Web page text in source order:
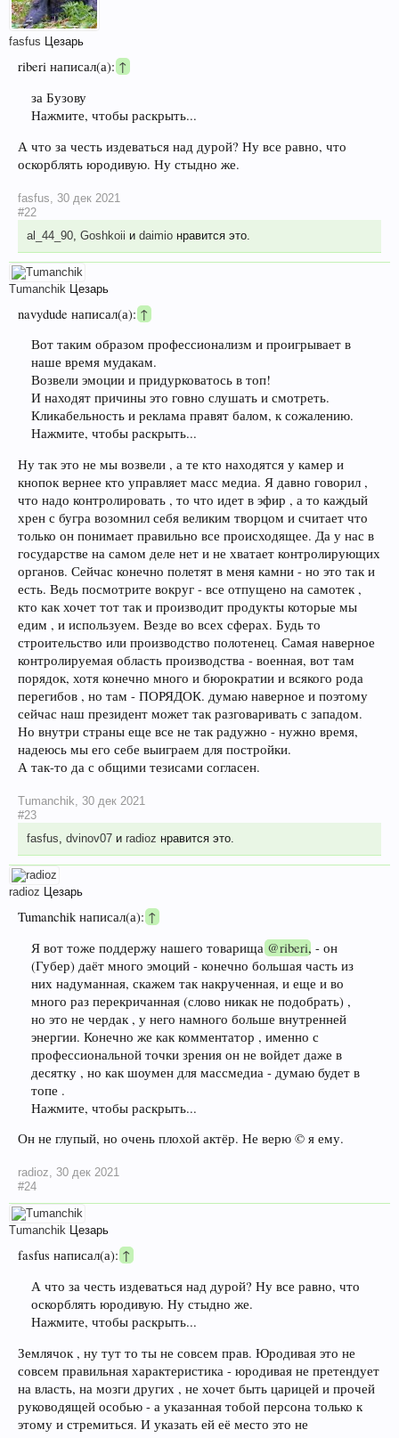
fasfus Цезарь
riberi написал(а): ↑
за Бузову
Нажмите, чтобы раскрыть...
А что за честь издеваться над дурой? Ну все равно, что
оскорблять юродивую. Ну стыдно же.
fasfus
30 дек 2021
#22
al_44_90 Goshkoii и daimio нравится это.
Tumanchik Цезарь
navydude написал(а):↑
Вот таким образом профессионализм и проигрывает в
наше время мудакам.
Возвели эмоции и придурковатось в топ!
И находят причины это говно слушать и смотреть.
Кликабельность и реклама правят балом, к сожалению.
Нажмите, чтобы раскрыть...
Ну так это не мы возвели , а те кто находятся у камер и
кнопок вернее кто управляет масс медиа. Я давно говорил ,
что надо контролировать , то что идет в эфир , а то каждый
хрен с бугра возомнил себя великим творцом и считает что
только он понимает правильно все происходящее. Да у нас в
государстве на самом деле нет и не хватает контролирующих
органов. Сейчас конечно полетят в меня камни - но это так и
есть. Ведь посмотрите вокруг - все отпущено на самотек ,
кто как хочет тот так и производит продукты которые мы
едим , и используем. Везде во всех сферах. Будь то
строительство или производство полотенец. Самая наверное
контролируемая область производства - военная, вот там
порядок, хотя конечно много и бюрократии и всякого рода
перегибов , но там - ПОРЯДОК. думаю наверное и поэтому
сейчас наш президент может так разговаривать с западом.
Но внутри страны еще все не так радужно - нужно время,
надеюсь мы его себе выиграем для постройки.
А так-то да с общими тезисами согласен.
Tumanchik
30 дек 2021
#23
fasfus dvinov07 и radioz нравится это.
radioz Цезарь
Tumanchik написал(а):↑
Я вот тоже поддержу нашего товарища@riberi, - он
(Губер) даёт много эмоций - конечно большая часть из
них надуманная, скажем так накрученная, и еще и во
много раз перекричанная (слово никак не подобрать) ,
но это не чердак , у него намного больше внутренней
энергии. Конечно же как комментатор , именно с
профессиональной точки зрения он не войдет даже в
десятку , но как шоумен для массмедиа - думаю будет в
топе .
Нажмите, чтобы раскрыть...
Он не глупый, но очень плохой актёр. Не верю © я ему.
radioz, 30 дек 2021
#24
Tumanchik Цезарь
fasfus написал(а): ↑
А что за честь издеваться над дурой? Ну все равно, что
оскорблять юродивую. Ну стыдно же.
Нажмите, чтобы раскрыть...
Землячок , ну тут то ты не совсем прав. Юродивая это не
совсем правильная характеристика - юродивая не претендует
на власть, на мозги других , не хочет быть царицей и прочей
руководящей особью - а указанная тобой персона только к
этому и стремиться. И указать ей её место это не